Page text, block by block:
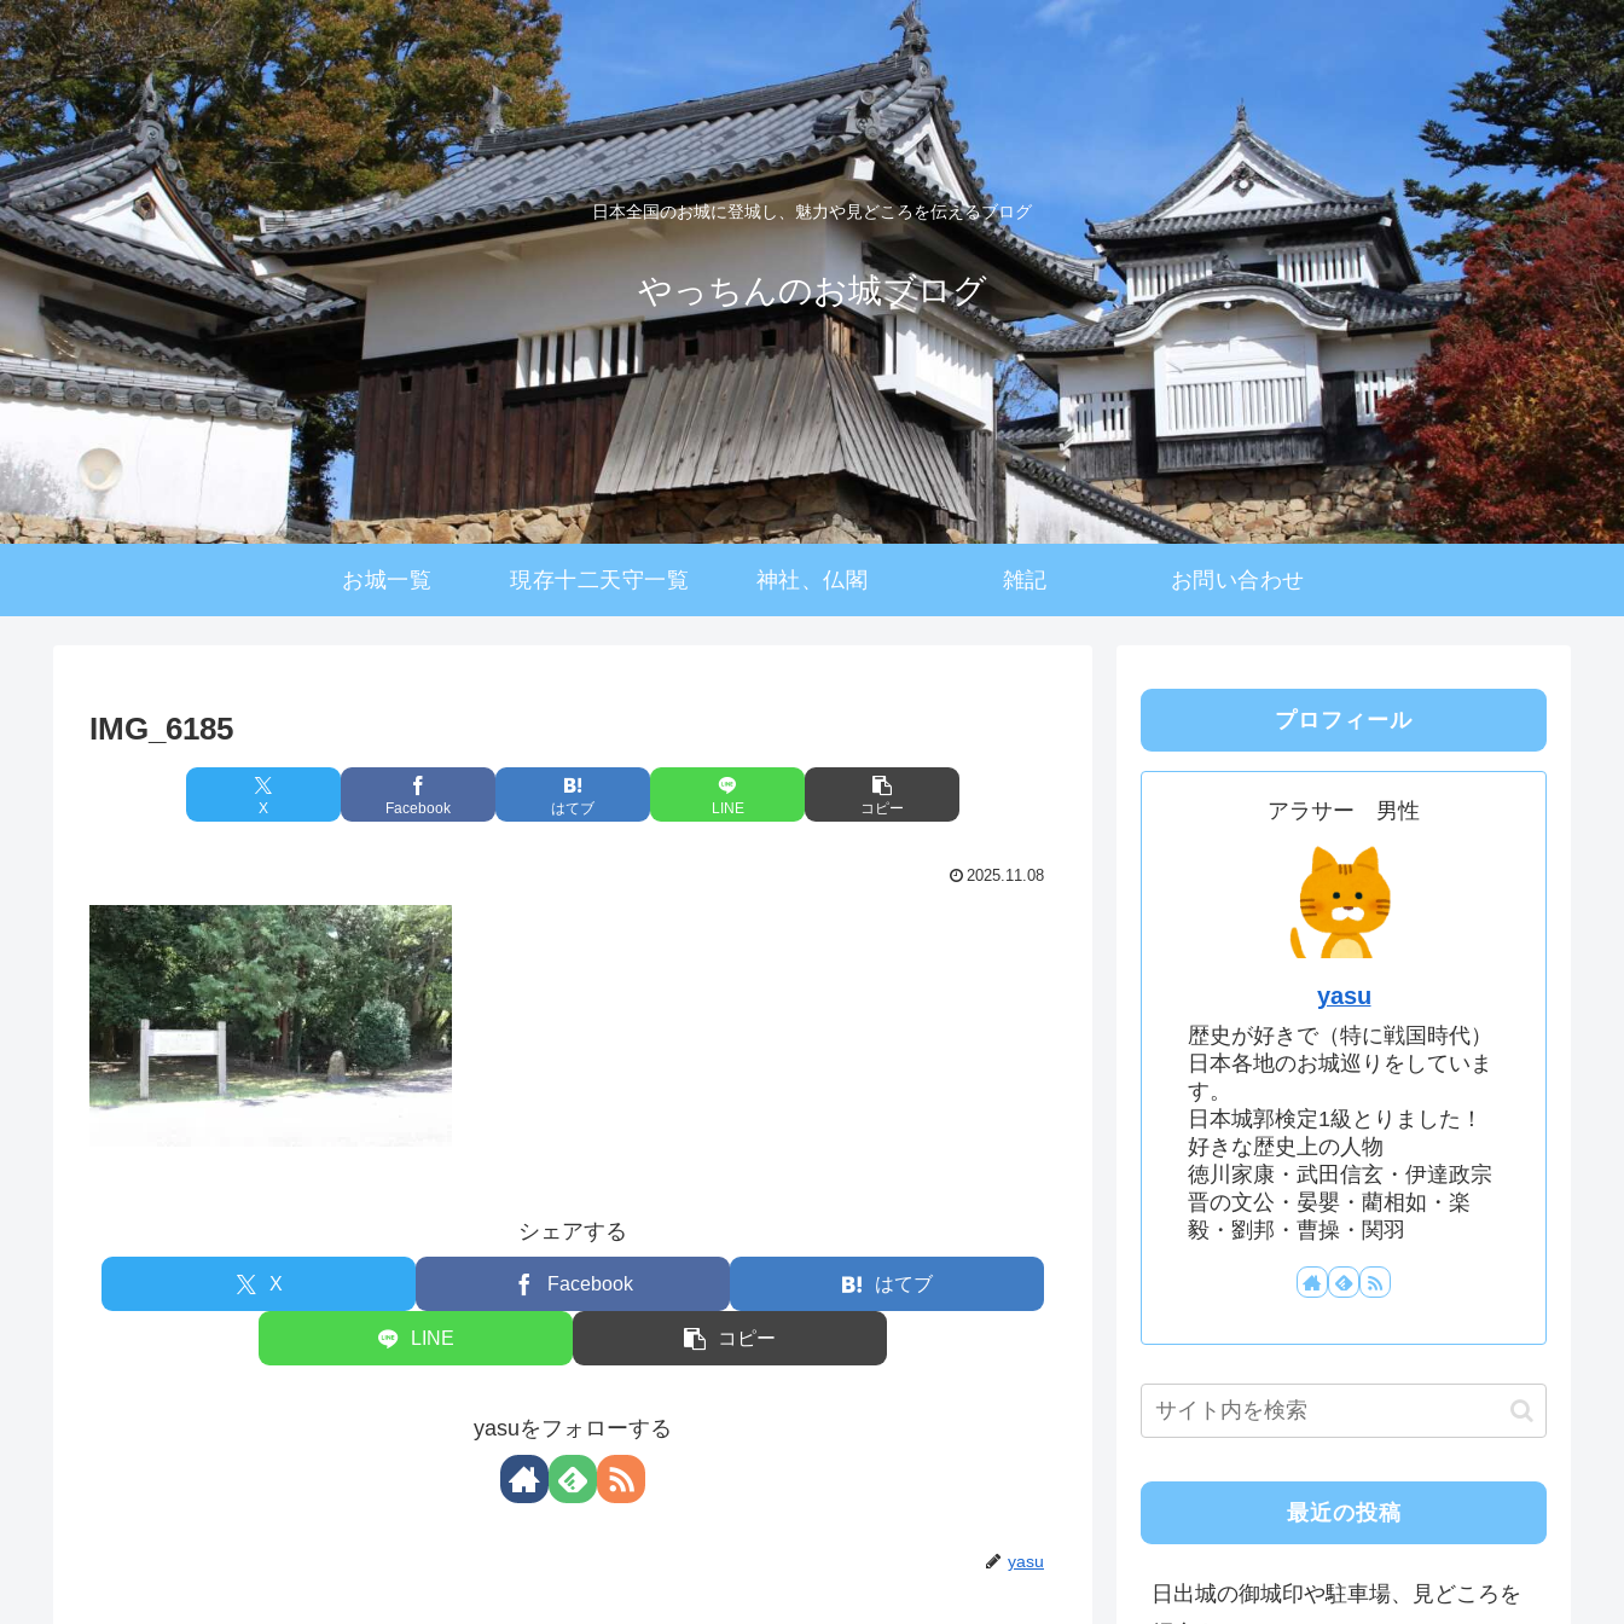
日本全国のお城に登城し、魅力や見どころを伝えるブログ
やっちんのお城ブログ
お城一覧 現存十二天守一覧 神社、仏閣 雑記 お問い合わせ
IMG_6185
X Facebook はてブ LINE コピー
2025.11.08
シェアする
X Facebook はてブ
LINE コピー
yasuをフォローする
yasu
プロフィール
アラサー 男性
yasu
歴史が好きで（特に戦国時代）
日本各地のお城巡りをしていま
す。
日本城郭検定1級とりました！
好きな歴史上の人物
徳川家康・武田信玄・伊達政宗
晋の文公・晏嬰・藺相如・楽
毅・劉邦・曹操・関羽
最近の投稿
日出城の御城印や駐車場、見どころを